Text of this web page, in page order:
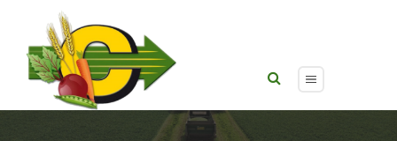
Assistant(e) de gestion